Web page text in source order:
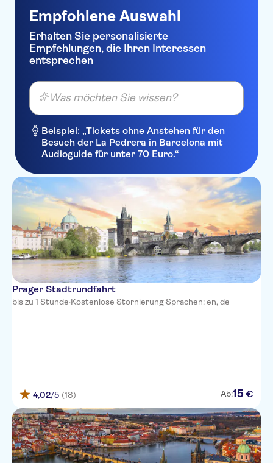
Empfohlene Auswahl
Erhalten Sie personalisierte
Empfehlungen, die Ihren Interessen
entsprechen
Was möchten Sie wissen?
Beispiel: „Tickets ohne Anstehen für den
Besuch der La Pedrera in Barcelona mit
Audioguide für unter 70 Euro.“
Prager Stadtrundfahrt
bis zu 1 Stunde·Kostenlose Stornierung·Sprachen: en, de
4,02/5 (18) Ab:15 €